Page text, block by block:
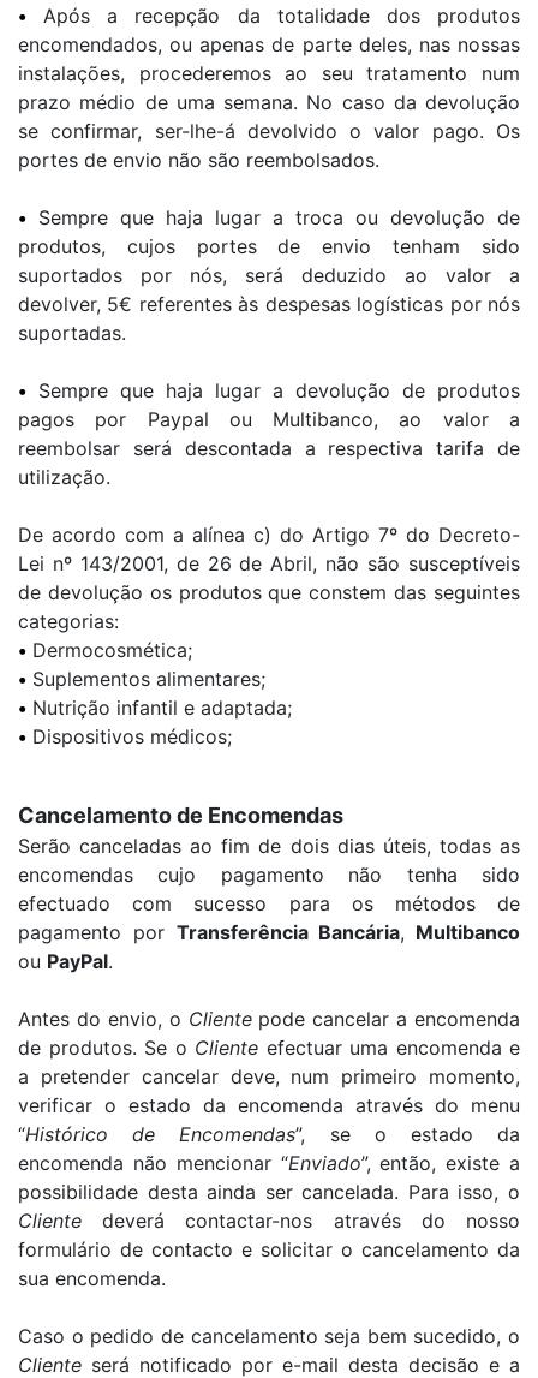
• Após a recepção da totalidade dos produtos
encomendados, ou apenas de parte deles, nas nossas
instalações, procederemos ao seu tratamento num
prazo médio de uma semana. No caso da devolução
se confirmar, ser-lhe-á devolvido o valor pago. Os
portes de envio não são reembolsados.
• Sempre que haja lugar a troca ou devolução de
produtos, cujos portes de envio tenham sido
suportados por nós, será deduzido ao valor a
devolver, 5€ referentes às despesas logísticas por nós
suportadas.
• Sempre que haja lugar a devolução de produtos
pagos por Paypal ou Multibanco, ao valor a
reembolsar será descontada a respectiva tarifa de
utilização.
De acordo com a alínea c) do Artigo 7º do Decreto-
Lei nº 143/2001, de 26 de Abril, não são susceptíveis
de devolução os produtos que constem das seguintes
categorias:
• Dermocosmética;
• Suplementos alimentares;
• Nutrição infantil e adaptada;
• Dispositivos médicos;
Cancelamento de Encomendas
Serão canceladas ao fim de dois dias úteis, todas as
encomendas cujo pagamento não tenha sido
efectuado com sucesso para os métodos de
pagamento por Transferência Bancária, Multibanco
ou PayPal.
Antes do envio, o Clientepode cancelar a encomenda
de produtos. Se o Cliente efectuar uma encomenda e
a pretender cancelar deve, num primeiro momento,
verificar o estado da encomenda através do menu
“Histórico de Encomendas”, se o estado da
encomenda não mencionar “Enviado”, então, existe a
possibilidade desta ainda ser cancelada. Para isso, o
Cliente deverá contactar-nos através do nosso
formulário de contacto e solicitar o cancelamento da
sua encomenda.
Caso o pedido de cancelamento seja bem sucedido, o
Cliente será notificado por e-mail desta decisão e a